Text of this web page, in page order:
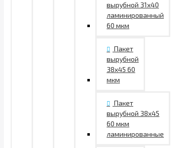
вырубной 31х40
ламинированный
60 мкм
Пакет
вырубной
38х45 60
мкм
Пакет
вырубной 38х45
60 мкм
ламинированные